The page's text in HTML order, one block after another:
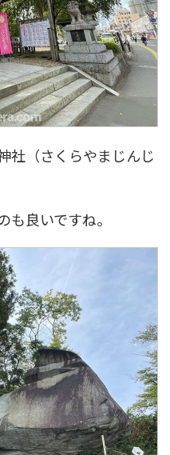
社（さくらやまじんじ
良いですね。